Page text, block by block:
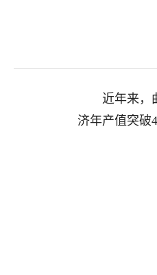
近年来，
济年产值突破